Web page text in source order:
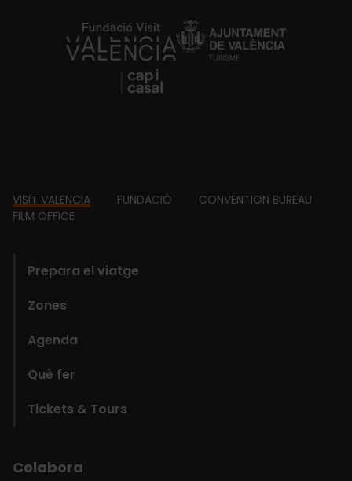
https://fundacion.visitvalencia.com/
Footer
VISIT VALENCIA FUNDACIÓ
CONVENTION BUREAU
FILM OFFICE
Prepara el viatge
Zones
Agenda
Què fer
Tickets & Tours
Colabora